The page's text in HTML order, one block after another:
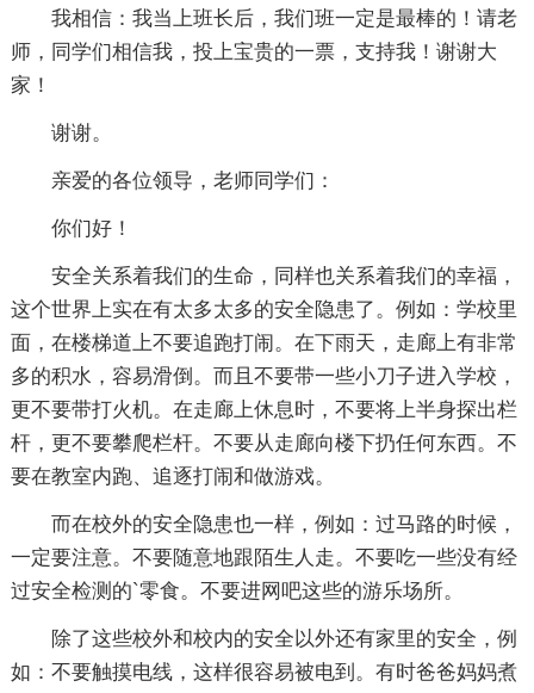
我相信：我当上班长后，我们班一定是最棒的！请老
师，同学们相信我，投上宝贵的一票，支持我！谢谢大
家！
谢谢。
亲爱的各位领导，老师同学们：
你们好！
安全关系着我们的生命，同样也关系着我们的幸福，
这个世界上实在有太多太多的安全隐患了。例如：学校里
面，在楼梯道上不要追跑打闹。在下雨天，走廊上有非常
多的积水，容易滑倒。而且不要带一些小刀子进入学校，
更不要带打火机。在走廊上休息时，不要将上半身探出栏
杆，更不要攀爬栏杆。不要从走廊向楼下扔任何东西。不
要在教室内跑、追逐打闹和做游戏。
而在校外的安全隐患也一样，例如：过马路的时候，
一定要注意。不要随意地跟陌生人走。不要吃一些没有经
过安全检测的`零食。不要进网吧这些的游乐场所。
除了这些校外和校内的安全以外还有家里的安全，例
如：不要触摸电线，这样很容易被电到。有时爸爸妈妈煮